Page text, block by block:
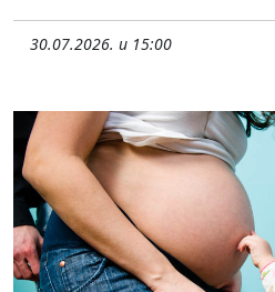
30.07.2026. u 15:00